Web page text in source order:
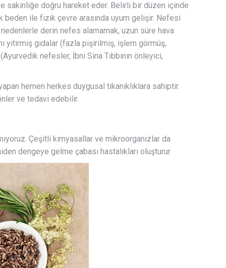
sakinliğe doğru hareket eder. Belirli bir düzen içinde
beden ile fizik çevre arasında uyum gelişir. Nefesi
derin nefes alamamak, uzun süre hava
yitirmiş gıdalar (fazla pişirilmiş, işlem görmüş,
nefesler, İbni Sina Tıbbının önleyici,
hemen herkes duygusal tıkanıklıklara sahiptir.
ve tedavi edebilir.
Çeşitli kimyasallar ve mikroorganizlar da
dengeye gelme çabası hastalıkları oluşturur.